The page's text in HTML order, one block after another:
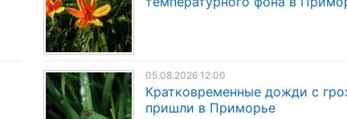
05.08.2026 12:00
Кратковременные дожди с
пришли в Приморье